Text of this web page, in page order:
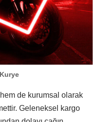
de kurumsal olarak
Geleneksel kargo